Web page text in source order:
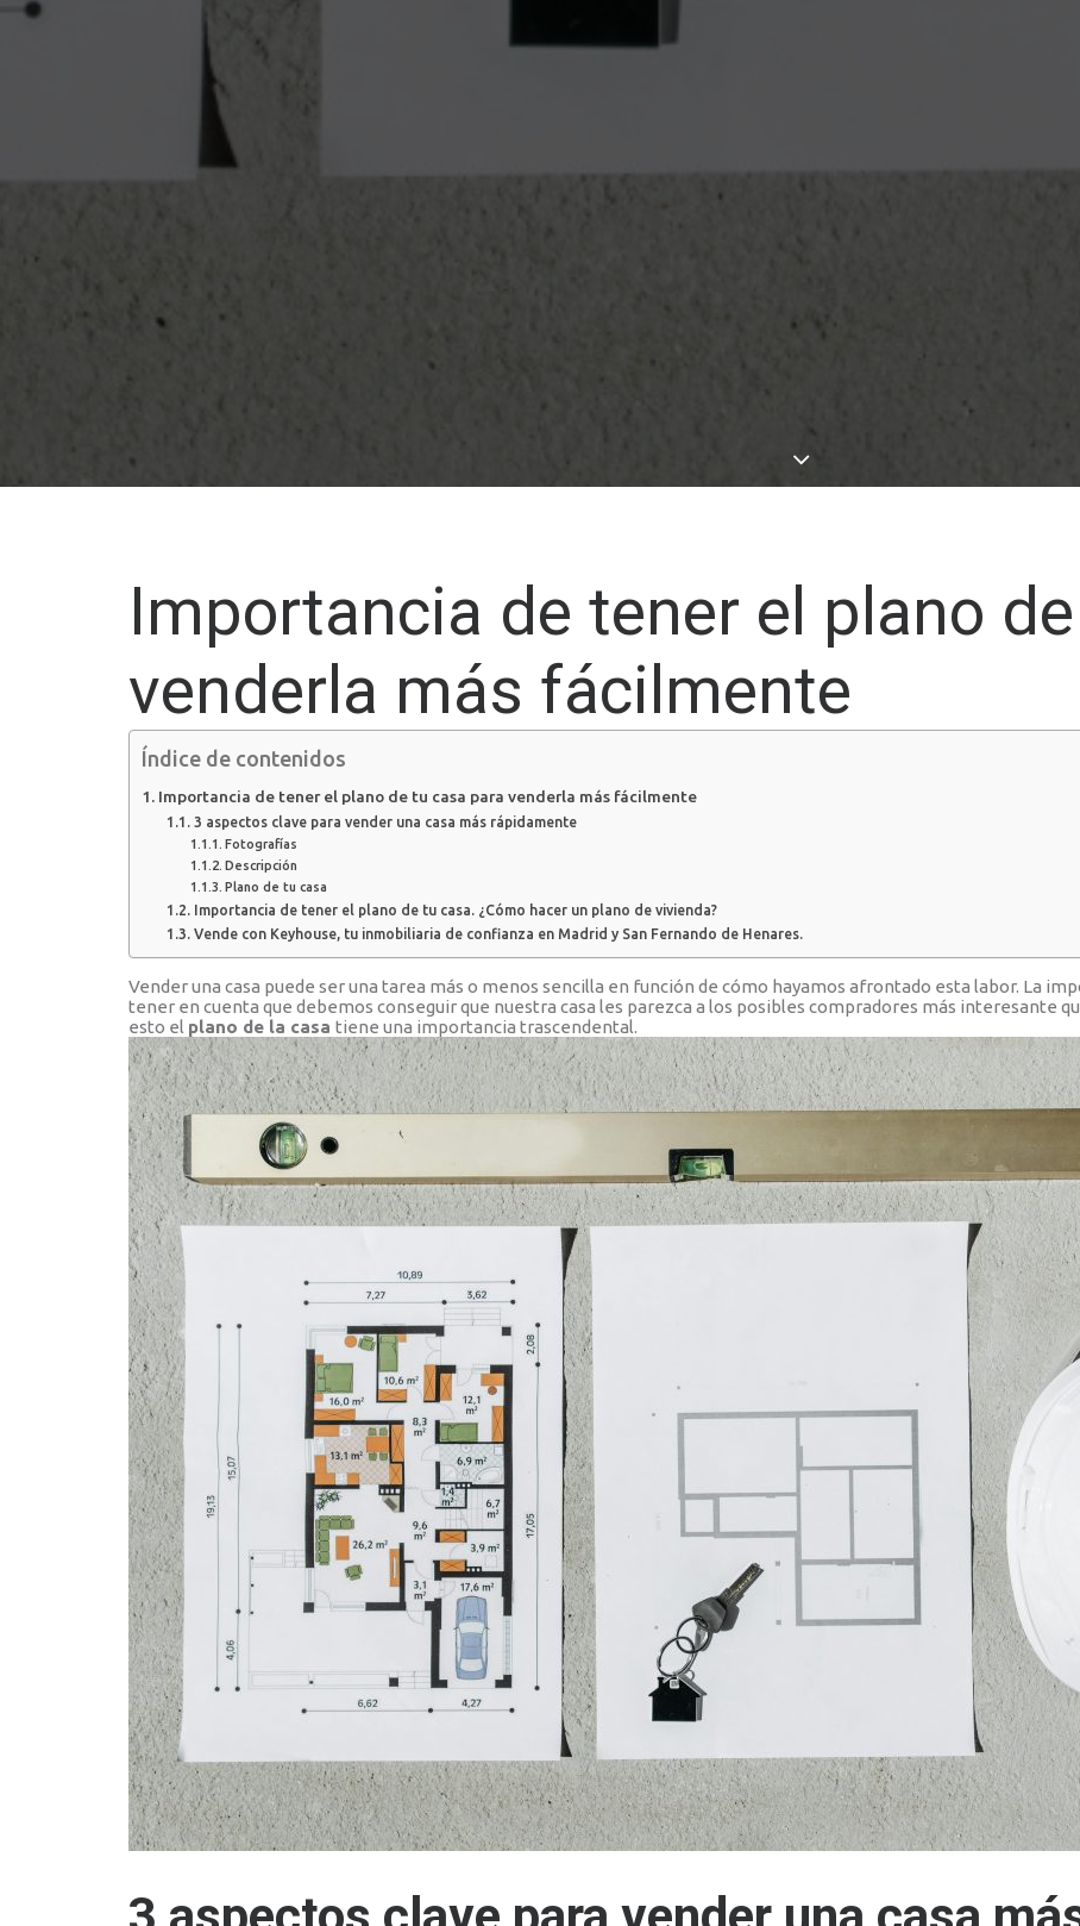
Importancia de tener el plano
venderla más fácilmente
Índice de contenidos
Importancia de tener el plano de tu casa para venderla más fácilmente
3 aspectos clave para vender una casa más rápidamente
Fotografías
Descripción
Plano de tu casa
Importancia de tener el plano de tu casa. ¿Cómo hacer un plano de vivienda?
Vende con Keyhouse, tu inmobiliaria de confianza en Madrid y San Fernando de Henares.
Vender una casa puede ser una tarea más o menos sencilla en función de cómo hayamos afrontado esta labor. La
tener en cuenta que debemos conseguir que nuestra casa les parezca a los posibles compradores más interesante
esto el plano de la casa tiene una importancia trascendental.